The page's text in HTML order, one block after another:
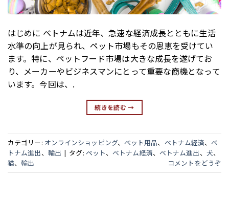
はじめに ベトナムは近年、急速な経済成長とともに生活
水準の向上が見られ、ペット市場もその恩恵を受けてい
ます。特に、ペットフード市場は大きな成長を遂げてお
り、メーカーやビジネスマンにとって重要な商機となって
います。今回は、.
続きを読む→
カテゴリー: オンラインショッピング、 ペット用品、 ベトナム経済、 ベ
トナム進出、 輸出 | タグ: ペット、 ベトナム経済、 ベトナム進出、 犬、
猫、輸出 コメントをどうぞ